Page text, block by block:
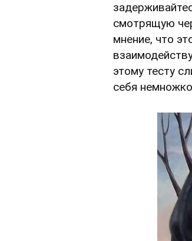
смотрящую
мнение, что
этому тесту
себя